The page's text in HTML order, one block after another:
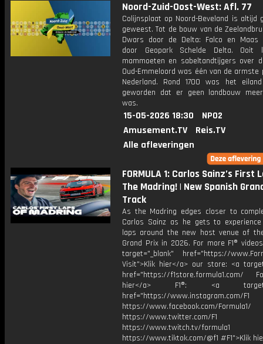
Noord-Zuid-Oost-West: Afl. 77
Colijnsplaat op Noord-Beveland is altijd
geweest. Tot de bouw van de
Dwars door de Delta: Falco en Maas
door Geopark Schelde Delta. Ooit
mammoeten en sabeltandtijgers over
Oud-Emmeloord was één van de armste
Nederland. Rond 1700 was het
geworden dat er geen landbouw
was.
15-05-2026 18:30
NPO2
Amusement.TV
Reis.TV
Alle afleveringen
FORMULA 1: Carlos Sainz’s First
The Madring! | New Spanish
Track
As the Madring edges closer to
Carlos Sainz as he gets to
laps around the new host venue of
Grand Prix in 2026. For more F1®
target="_blank" href="https://
Visit">Klik hier</a> our store: <a
href="https://f1store.formula1.com/
hier</a> F1®: <a
href="https://www.instagram.com/F1
https://www.facebook.com/Formula1/
https://www.twitter.com/F1
https://www.twitch.tv/formula1
https://www.tiktok.com/@f1 #F1">Klik